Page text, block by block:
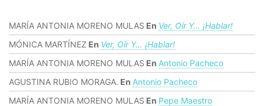
MARÍA ANTONIA MORENO MULAS En Ver, Oír Y… ¡hablar!
MÓNICA MARTÍNEZ En Ver, Oír Y… ¡hablar!
MARÍA ANTONIA MORENO MULAS En Antonio Pacheco
AGUSTINA RUBIO MORAGA. En Antonio Pacheco
MARÍA ANTONIA MORENO MULAS En Pepe Maestro